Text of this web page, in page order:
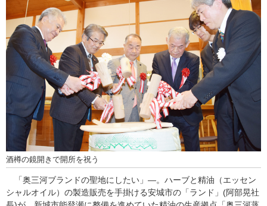
酒樽の鏡開きで開所を祝う
「奥三河ブランドの聖地にしたい」―。ハーブと精油（エッセン
シャルオイル）の製造販売を手掛ける安城市の「ランド」(阿部晃社